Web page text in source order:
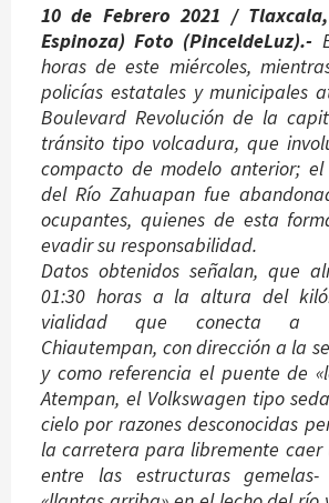
10 de Febrero 2021 /
Espinoza) Foto (PinceldeLuz).-
horas de este miércoles,
policías estatales y municipales
Boulevard Revolución de la
tránsito tipo volcadura, que
compacto de modelo anterior;
del Río Zahuapan fue
ocupantes, quienes de esta
evadir su responsabilidad.
Datos obtenidos señalan, que
01:30 horas a la altura del
vialidad que conecta a
Chiautempan, con dirección a la
y como referencia el puente de
Atempan, el Volkswagen tipo
cielo por razones desconocidas
la carretera para libremente caer
entre las estructuras